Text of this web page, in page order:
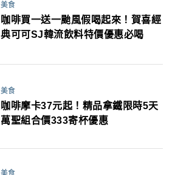
美食
咖啡買一送一颱風假喝起來！賀喜經
典可可SJ韓流飲料特價優惠必喝
美食
咖啡摩卡37元起！精品拿鐵限時5天
萬聖組合價333寄杯優惠
美食